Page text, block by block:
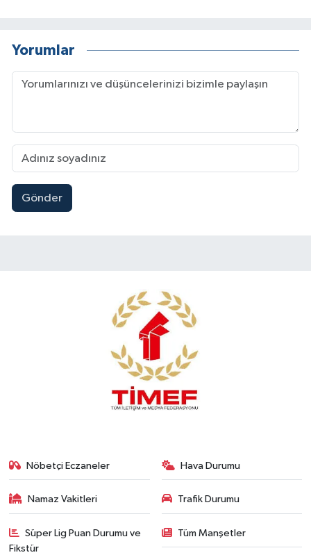
Yorumlar
Gönder
Nöbetçi Eczaneler Hava Durumu
Namaz Vakitleri Trafik Durumu
Süper Lig Puan Durumu ve
Fikstür
Tüm Manşetler